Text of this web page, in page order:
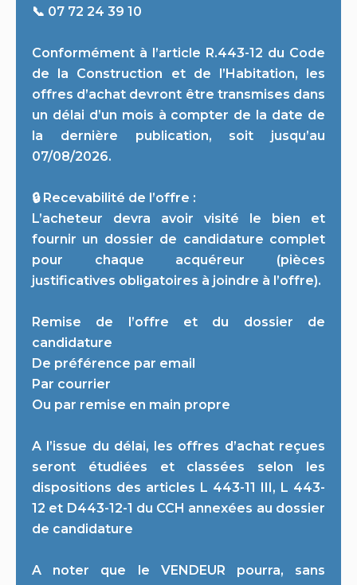
📞 07 72 24 39 10
Conformément à l’article R.443-12 du Code
de la Construction et de l’Habitation, les
offres d’achat devront être transmises dans
un délai d’un mois à compter de la date de
la dernière publication, soit jusqu’au
07/08/2026.
🔒 Recevabilité de l’offre :
L’acheteur devra avoir visité le bien et
fournir un dossier de candidature complet
pour chaque acquéreur (pièces
justificatives obligatoires à joindre à l’offre).
Remise de l’offre et du dossier de
candidature
De préférence par email
Par courrier
Ou par remise en main propre
A l’issue du délai, les offres d’achat reçues
seront étudiées et classées selon les
dispositions des articles L 443-11 III, L 443-
12 et D443-12-1 du CCH annexées au dossier
de candidature
A noter que le VENDEUR pourra, sans